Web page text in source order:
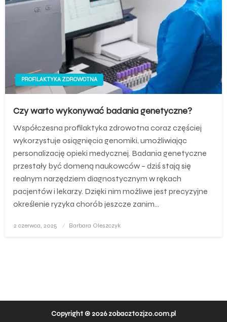
PROFILAKTYKA ZDROWOTNA
Czy warto wykonywać badania genetyczne?
Współczesna profilaktyka zdrowotna coraz częściej
wykorzystuje osiągnięcia genomiki, umożliwiając
personalizację opieki medycznej. Badania genetyczne
przestały być domeną naukowców – dziś stają się
realnym narzędziem diagnostycznym w rękach
pacjentów i lekarzy. Dzięki nim możliwe jest precyzyjne
określenie ryzyka chorób jeszcze zanim…
Opublikowane
2 czerwca, 2025 Barbara Oleszczyk
Copyright © 2026 zobacztozjzo.com.pl